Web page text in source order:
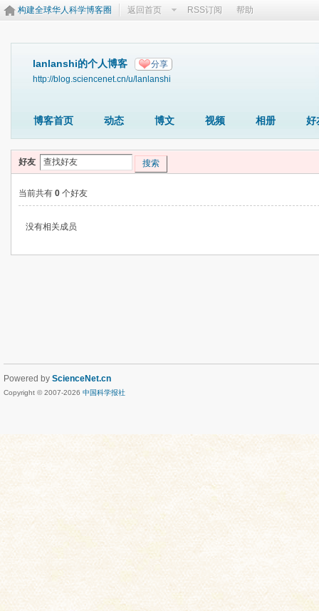
构建全球华人科学博客圈 返回首页 RSS订阅 帮助
lanlanshi的个人博客 分享
http://blog.sciencenet.cn/u/lanlanshi
博客首页 动态 博文 视频 相册 好
好友 搜索
当前共有 0 个好友
没有相关成员
Powered by ScienceNet.cn
Copyright © 2007-2026 中国科学报社